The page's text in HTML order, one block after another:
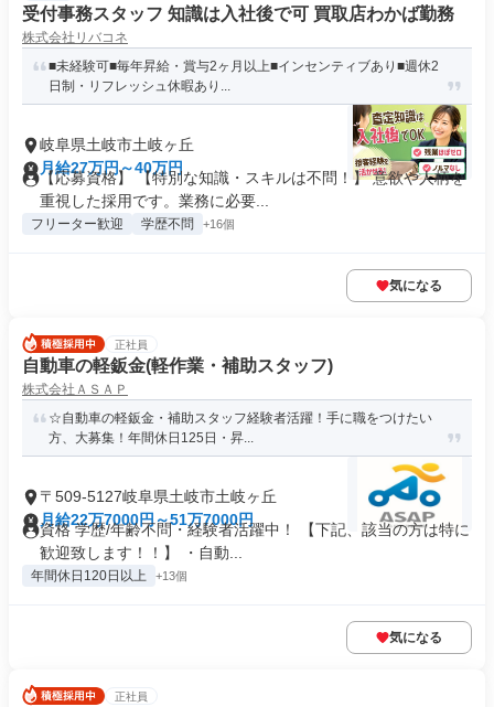
受付事務スタッフ 知識は入社後で可 買取店わかば勤務
株式会社リバコネ
■未経験可■毎年昇給・賞与2ヶ月以上■インセンティブあり■週休2
日制・リフレッシュ休暇あり...
岐阜県土岐市土岐ヶ丘
月給27万円～40万円
【応募資格】 【特別な知識・スキルは不問！】 意欲や人柄を
重視した採用です。業務に必要...
フリーター歓迎 学歴不問 +16個
気になる
正社員
自動車の軽鈑金(軽作業・補助スタッフ)
株式会社ＡＳＡＰ
☆自動車の軽鈑金・補助スタッフ経験者活躍！手に職をつけたい
方、大募集！年間休日125日・昇...
〒509-5127岐阜県土岐市土岐ヶ丘
月給22万7000円～51万7000円
資格 学歴/年齢不問・経験者活躍中！ 【下記、該当の方は特に
歓迎致します！！】 ・自動...
年間休日120日以上 +13個
気になる
正社員